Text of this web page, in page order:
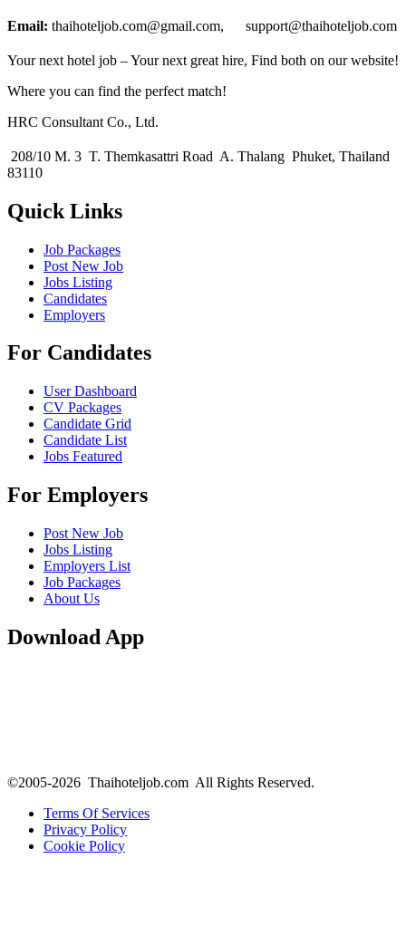
Email: thaihoteljob.com@gmail.com, support@thaihoteljob.com
Your next hotel job – Your next great hire, Find both on our website!
Where you can find the perfect match!
HRC Consultant Co., Ltd.
208/10 M. 3 T. Themkasattri Road A. Thalang Phuket, Thailand
83110
Quick Links
Job Packages
Post New Job
Jobs Listing
Candidates
Employers
For Candidates
User Dashboard
CV Packages
Candidate Grid
Candidate List
Jobs Featured
For Employers
Post New Job
Jobs Listing
Employers List
Job Packages
About Us
Download App
©2005-2026 Thaihoteljob.com All Rights Reserved.
Terms Of Services
Privacy Policy
Cookie Policy